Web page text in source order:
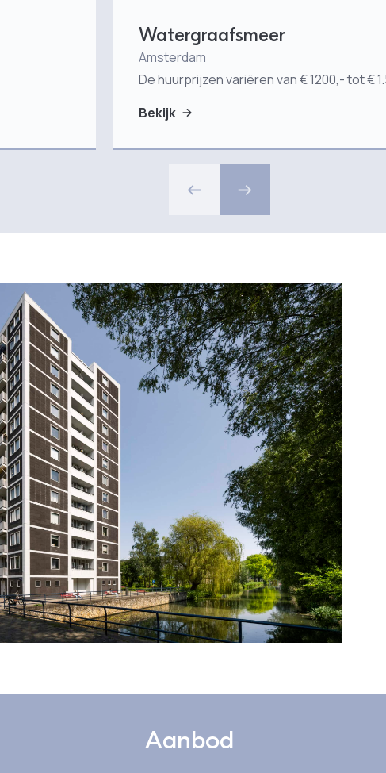
Watergraafsmeer
Amsterdam
De huurprijzen variëren van € 1200,- tot €
Bekijk
Aanbod